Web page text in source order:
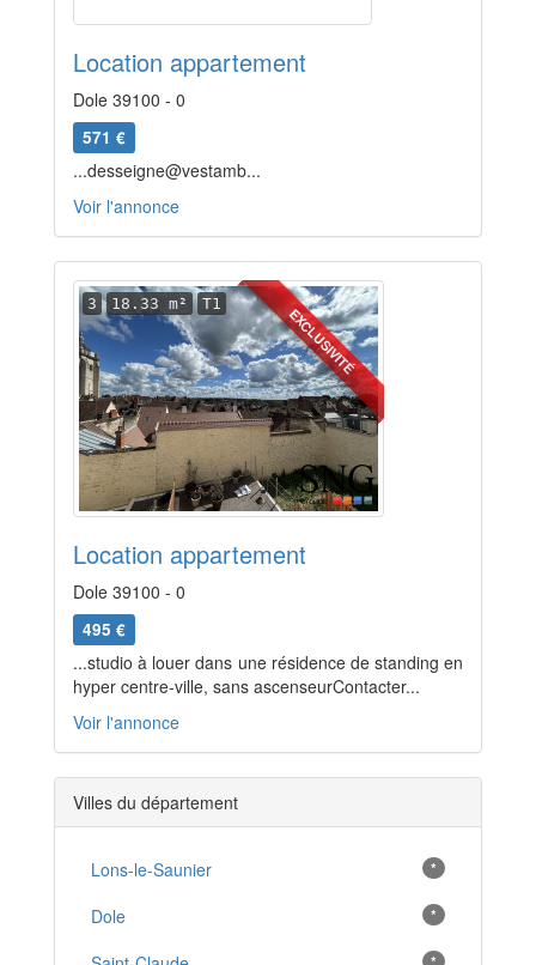
Location appartement
Dole 39100 - 0
571 €
...desseigne@vestamb...
Voir l'annonce
EXCLUSIVITÉ
3 18.33 m² T1
Location appartement
Dole 39100 - 0
495 €
...studio à louer dans une résidence de standing en
hyper centre-ville, sans ascenseurContacter...
Voir l'annonce
Villes du département
Lons-le-Saunier *
Dole *